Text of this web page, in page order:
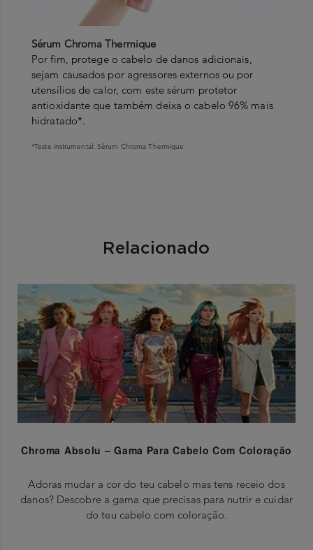
Sérum Chroma Thermique
Por fim, protege o cabelo de danos adicionais,
sejam causados por agressores externos ou por
utensílios de calor, com este sérum protetor
antioxidante que também deixa o cabelo 96% mais
hidratado*.
*Teste instrumental: Sérum Chroma Thermique
Relacionado
Chroma Absolu – Gama Para Cabelo Com Coloração
Adoras mudar a cor do teu cabelo mas tens receio dos
danos? Descobre a gama que precisas para nutrir e cuidar
do teu cabelo com coloração.